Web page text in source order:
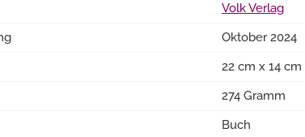
Volk Verlag
Oktober 2024
22 cm x 14 cm
274 Gramm
Buch